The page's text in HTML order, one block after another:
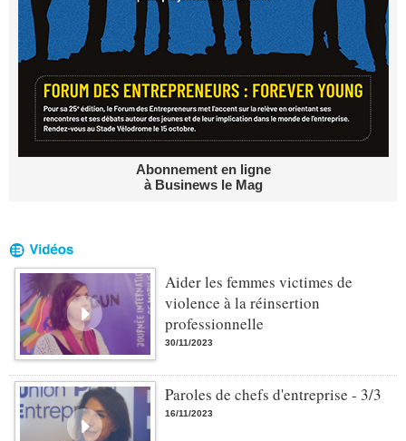
Abonnement en ligne
à Businews le Mag
Aider les femmes victimes de
violence à la réinsertion
professionnelle
30/11/2023
Paroles de chefs d'entreprise - 3/3
16/11/2023